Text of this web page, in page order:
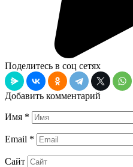
Поделитесь в соц сетях
Добавить комментарий
Имя *
Email *
Сайт